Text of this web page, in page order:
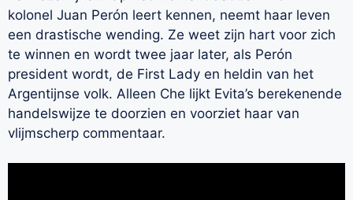
kolonel Juan Perón leert kennen, neemt haar leven
een drastische wending. Ze weet zijn hart voor zich
te winnen en wordt twee jaar later, als Perón
president wordt, de First Lady en heldin van het
Argentijnse volk. Alleen Che lijkt Evita’s berekenende
handelswijze te doorzien en voorziet haar van
vlijmscherp commentaar.